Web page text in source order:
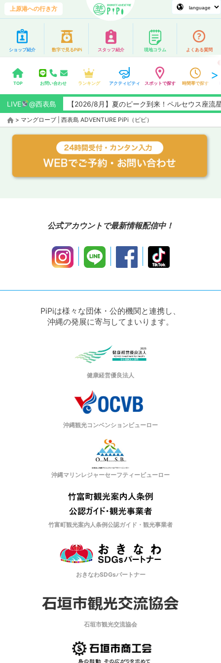
上原港への行き方
ショップ紹介 数字で見るPiPi スタッフ紹介 現地コラム よくある質問
TOP お問い合わせ ランキング アクティビティ スポットで探す 時間帯で探す
LIVE @西表島 【2026/8月】夏のピーク到来！ペルセウス座流
> マングローブ | 西表島 ADVENTURE PiPi（ピピ）
公式アカウントで最新情報配信中！
PiPiは様々な団体・公的機関と連携し、
沖縄の発展に寄与してまいります。
健康経営優良法人
沖縄観光コンベンションビューロー
沖縄マリンレジャーセーフティービューロー
竹富町観光案内人条例公認ガイド・観光事業者
おきなわSDGsパートナー
石垣市観光交流協会